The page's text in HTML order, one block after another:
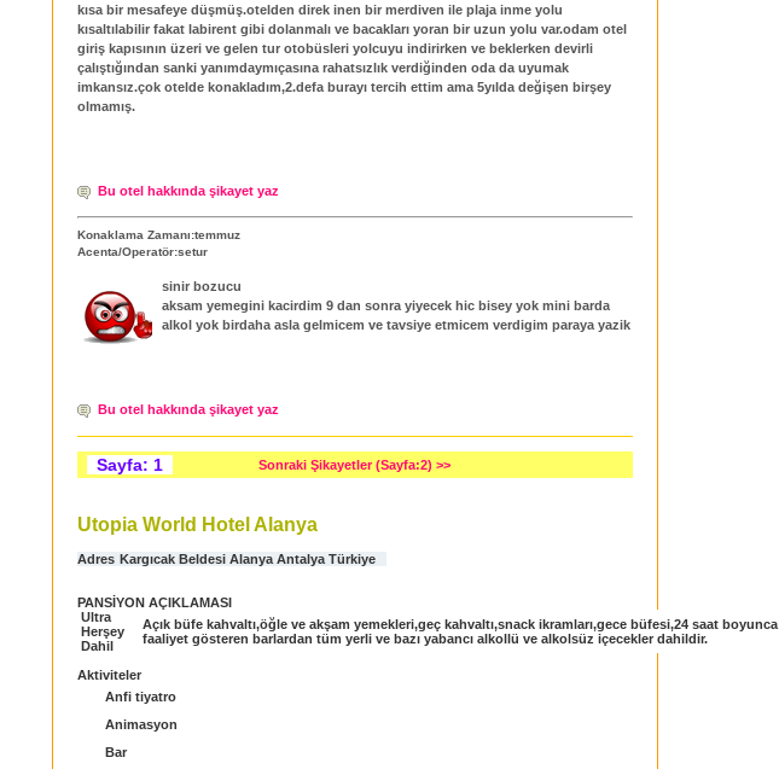
kısa bir mesafeye düşmüş.otelden direk inen bir merdiven ile plaja inme yolu
kısaltılabilir fakat labirent gibi dolanmalı ve bacakları yoran bir uzun yolu var.odam otel
giriş kapısının üzeri ve gelen tur otobüsleri yolcuyu indirirken ve beklerken devirli
çalıştığından sanki yanımdaymıçasına rahatsızlık verdiğinden oda da uyumak
imkansız.çok otelde konakladım,2.defa burayı tercih ettim ama 5yılda değişen birşey
olmamış.
Bu otel hakkında şikayet yaz
Konaklama Zamanı:temmuz
Acenta/Operatör:setur
sinir bozucu
aksam yemegini kacirdim 9 dan sonra yiyecek hic bisey yok mini barda
alkol yok birdaha asla gelmicem ve tavsiye etmicem verdigim paraya yazik
Bu otel hakkında şikayet yaz
Sayfa: 1 Sonraki Şikayetler (Sayfa:2) >>
Utopia World Hotel Alanya
Adres Kargıcak Beldesi Alanya Antalya Türkiye
PANSİYON AÇIKLAMASI
Ultra
Herşey
Dahil
Açık büfe kahvaltı,öğle ve akşam yemekleri,geç kahvaltı,snack ikramları,gece büfesi,24 saat boyunca
faaliyet gösteren barlardan tüm yerli ve bazı yabancı alkollü ve alkolsüz içecekler dahildir.
Aktiviteler
Anfi tiyatro
Animasyon
Bar